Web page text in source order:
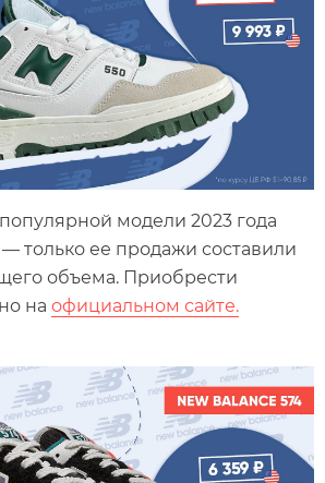
модели 2023 года
только ее продажи составили
объема. Приобрести
на официальном сайте.